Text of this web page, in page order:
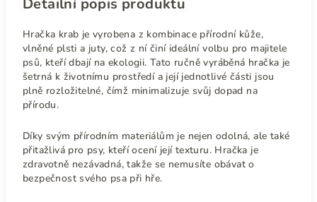
Detailní popis produktu
Hračka krab je vyrobena z kombinace přírodní kůže,
vlněné plsti a juty, což z ní činí ideální volbu pro majitele
psů, kteří dbají na ekologii. Tato ručně vyráběná hračka je
šetrná k životnímu prostředí a její jednotlivé části jsou
plně rozložitelné, čímž minimalizuje svůj dopad na
přírodu.
Díky svým přírodním materiálům je nejen odolná, ale také
přitažlivá pro psy, kteří ocení její texturu. Hračka je
zdravotně nezávadná, takže se nemusíte obávat o
bezpečnost svého psa při hře.